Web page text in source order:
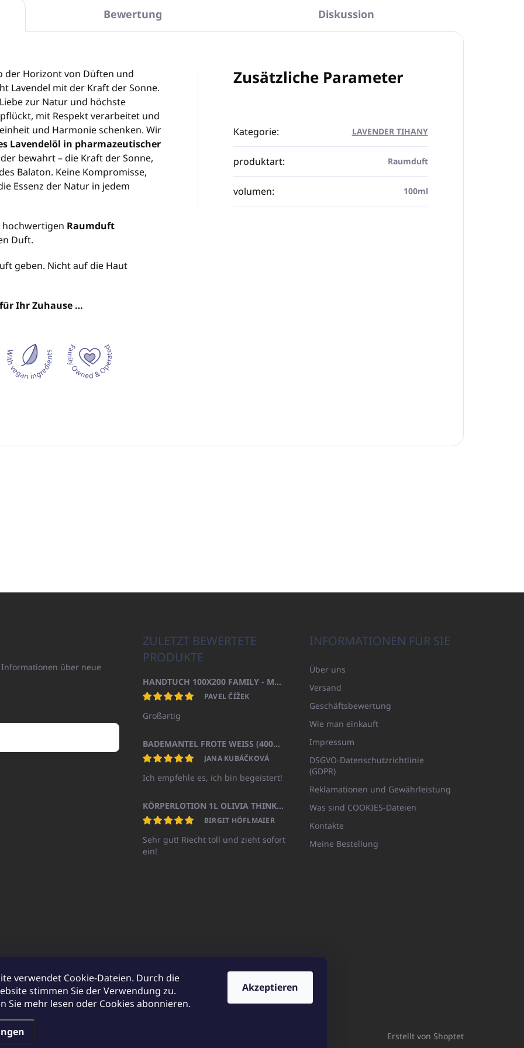
verwendet Cookie-Dateien. Durch die
stimmen Sie der Verwendung zu.
Sie mehr lesen oder Cookies abonnieren.
Akzeptieren
Bewertung Diskussion
der Horizont von Düften und
Lavendel mit der Kraft der Sonne.
zur Natur und höchste
mit Respekt verarbeitet und
und Harmonie schenken. Wir
Lavendelöl in pharmazeutischer
bewahrt – die Kraft der Sonne,
Balaton. Keine Kompromisse,
Essenz der Natur in jedem
hochwertigen Raumduft
Duft.
geben. Nicht auf die Haut
Ihr Zuhause …
Zusätzliche Parameter
Kategorie: LAVENDER TIHANY
produktart: Raumduft
volumen: 100ml
über neue
ZULETZT BEWERTETE
PRODUKTE
HANDTUCH 100X200 FAMILY - MARINEBLAU (480GR)
PAVEL ČÍŽEK
Großartig
BADEMANTEL FROTE WEISS (400GR)
JANA KUBÁČKOVÁ
Ich empfehle es, ich bin begeistert!
KÖRPERLOTION 1L OLIVIA THINKS (NACHFÜLLBARE VERPACKUNG)
BIRGIT HÖFLMAIER
Sehr gut! Riecht toll und zieht sofort
ein!
INFORMATIONEN FÜR SIE
Über uns
Versand
Geschäftsbewertung
Wie man einkauft
Impressum
DSGVO-Datenschutzrichtlinie
(GDPR)
Reklamationen und Gewährleistung
Was sind COOKIES-Dateien
Kontakte
Meine Bestellung
UNICATO.at UNICATO.hu UNICATOshop.de
Erstellt von Shoptet
Cookie-Einstellungen ändern